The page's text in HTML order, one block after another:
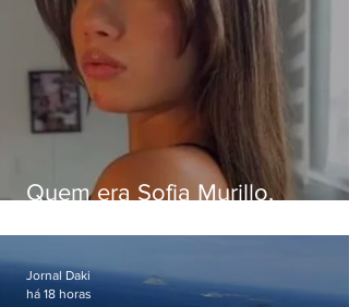
Quem era Sofia Murillo,
em queda de helicóptero no
Jornal Daki
há 18 horas